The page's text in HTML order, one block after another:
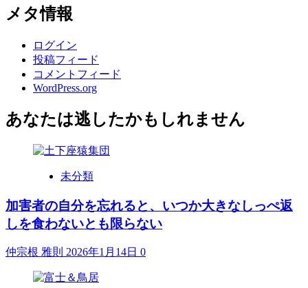
メタ情報
ログイン
投稿フィード
コメントフィード
WordPress.org
あなたは逃したかもしれません
未分類
加害者の自分を忘れると、いつか大きなしっぺ返
しを食わないとも限らない
仲宗根 雅則 2026年1月14日 0